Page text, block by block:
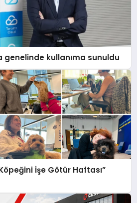
genelinde kullanıma sunuldu
İşe Götür Haftası”